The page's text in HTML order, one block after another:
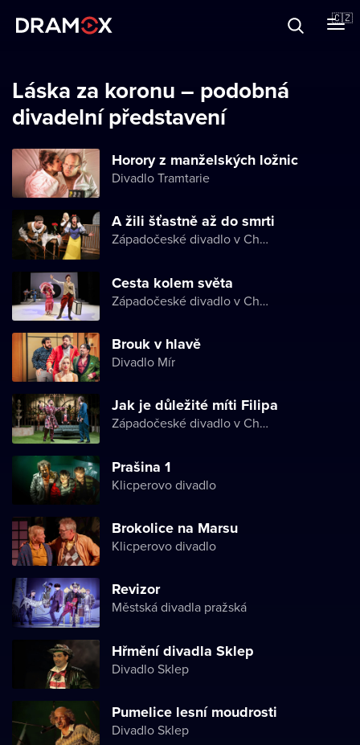
🇨🇿
Registrujte se
Láska za koronu – podobná
divadelní představení
Horory z manželských ložnic
Divadlo Tramtarie
A žili šťastně až do smrti
Západočeské divadlo v Chebu
Cesta kolem světa
Západočeské divadlo v Chebu
Brouk v hlavě
Divadlo Mír
Jak je důležité míti Filipa
Západočeské divadlo v Chebu
Prašina 1
Klicperovo divadlo
Brokolice na Marsu
Klicperovo divadlo
Revizor
Městská divadla pražská
Hřmění divadla Sklep
Divadlo Sklep
Pumelice lesní moudrosti
Divadlo Sklep